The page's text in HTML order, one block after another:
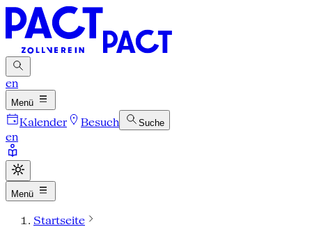
en
Menü
Kalender Besuch Suche
en
Menü
Startseite